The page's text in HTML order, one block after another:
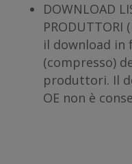
DOWNLOAD
il download in
(compresso)
produttori. Il
OE non è